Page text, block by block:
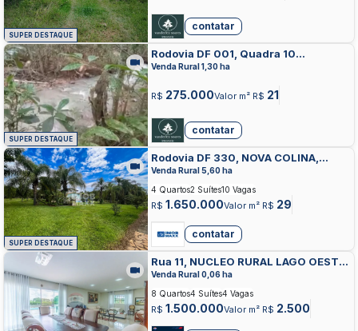
SUPER DESTAQUE
contatar
SUPER DESTAQUE
Rodovia DF 001, Quadra 10
(Boqueirão), ZONA RURAL, BRASILIA
Venda Rural 1,30 ha
R$ 275.000Valor m² R$ 21
contatar
SUPER DESTAQUE
Rodovia DF 330, NOVA COLINA,
SOBRADINHO
Venda Rural 5,60 ha
R$ 1.650.000Valor m² R$ 29
4 Quartos2 Suítes10 Vagas
contatar
Rua 11, NUCLEO RURAL LAGO OESTE,
SOBRADINHO
Venda Rural 0,06 ha
R$ 1.500.000Valor m² R$ 2.500
8 Quartos4 Suítes4 Vagas